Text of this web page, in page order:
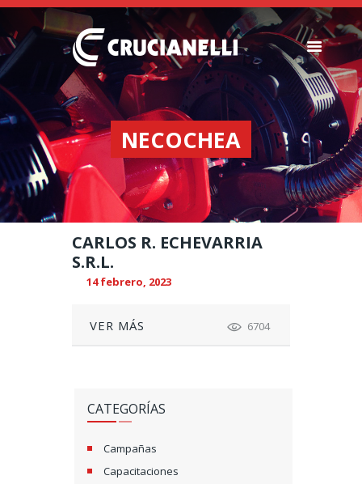
NECOCHEA
SEMBRADORAS
FERTILIZADORAS
INSTITUCIONAL
CONCESIONARIOS
NOVEDADES
RECURSOS
CONTACTO
CARLOS R. ECHEVARRIA
S.R.L.
14 febrero, 2023
VER MÁS 6704
CATEGORÍAS
Campañas
Capacitaciones